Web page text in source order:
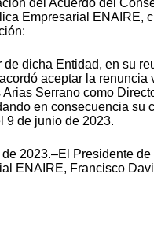
Empresarial ENAIRE,
de dicha Entidad, en su
aceptar la renuncia
Serrano como
en consecuencia su
9 de junio de 2023.
2023.–El Presidente de
ENAIRE, Francisco